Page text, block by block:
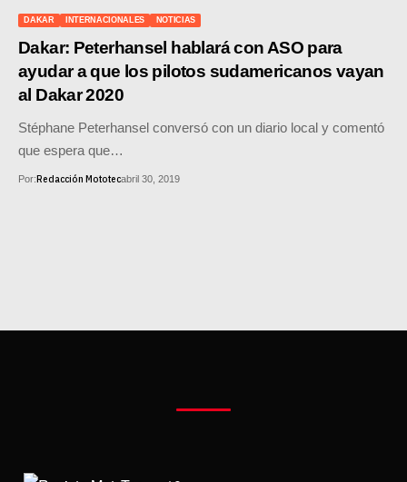
MOTOS HERO PERÚ
MOTOS ZONTES PERÚ
MOTOS HAOJUE PERÚ
MOTOS BENELLI PERÚ
DAKAR INTERNACIONALES NOTICIAS
Dakar: Peterhansel hablará con ASO para
ayudar a que los pilotos sudamericanos vayan
al Dakar 2020
Stéphane Peterhansel conversó con un diario local y comentó
que espera que…
Por:Redacción Mototecabril 30, 2019